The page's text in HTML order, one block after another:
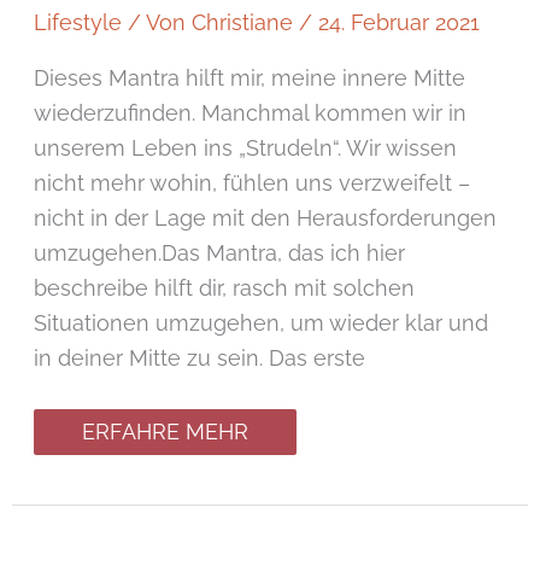
Lifestyle / VonChristiane / 24. Februar 2021
Dieses Mantra hilft mir, meine innere Mitte
wiederzufinden. Manchmal kommen wir in
unserem Leben ins „Strudeln“. Wir wissen
nicht mehr wohin, fühlen uns verzweifelt –
nicht in der Lage mit den Herausforderungen
umzugehen.Das Mantra, das ich hier
beschreibe hilft dir, rasch mit solchen
Situationen umzugehen, um wieder klar und
in deiner Mitte zu sein. Das erste
ERFAHRE MEHR